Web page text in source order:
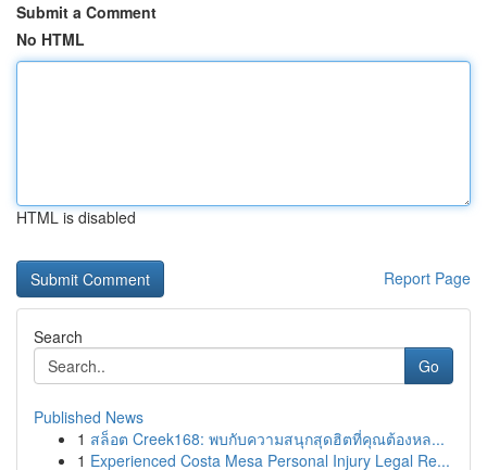
Submit a Comment
No HTML
HTML is disabled
Report Page
Search
Go
Published News
1 สล็อต Creek168: พบกับความสนุกสุดฮิตที่คุณต้องหล...
1 Experienced Costa Mesa Personal Injury Legal Re...